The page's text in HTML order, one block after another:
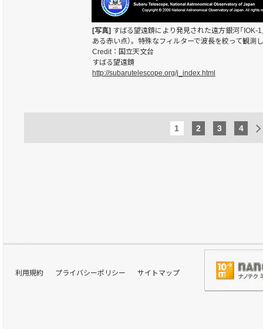
[写真] すばる望遠鏡により発見された遠方銀河「IOK-1
ある赤い点）。特殊なフィルターで波長を絞って観測
Credit：国立天文台
すばる望遠鏡
http://subarutelescope.org/j_index.html
1 2 3 4
利用規約 プライバシーポリシー サイトマップ